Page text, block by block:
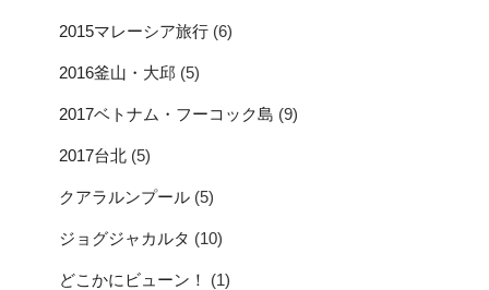
2015マレーシア旅行 (6)
2016釜山・大邱 (5)
2017ベトナム・フーコック島 (9)
2017台北 (5)
クアラルンプール (5)
ジョグジャカルタ (10)
どこかにビューン！ (1)